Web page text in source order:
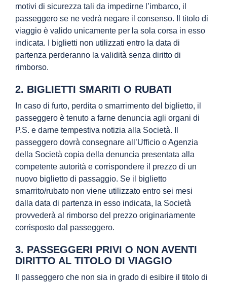
motivi di sicurezza tali da impedirne l’imbarco, il
passeggero se ne vedrà negare il consenso. Il titolo di
viaggio è valido unicamente per la sola corsa in esso
indicata. I biglietti non utilizzati entro la data di
partenza perderanno la validità senza diritto di
rimborso.
2. BIGLIETTI SMARITI O RUBATI
In caso di furto, perdita o smarrimento del biglietto, il
passeggero è tenuto a farne denuncia agli organi di
P.S. e darne tempestiva notizia alla Società. Il
passeggero dovrà consegnare all’Ufficio o Agenzia
della Società copia della denuncia presentata alla
competente autorità e corrispondere il prezzo di un
nuovo biglietto di passaggio. Se il biglietto
smarrito/rubato non viene utilizzato entro sei mesi
dalla data di partenza in esso indicata, la Società
provvederà al rimborso del prezzo originariamente
corrisposto dal passeggero.
3. PASSEGGERI PRIVI O NON AVENTI
DIRITTO AL TITOLO DI VIAGGIO
Il passeggero che non sia in grado di esibire il titolo di